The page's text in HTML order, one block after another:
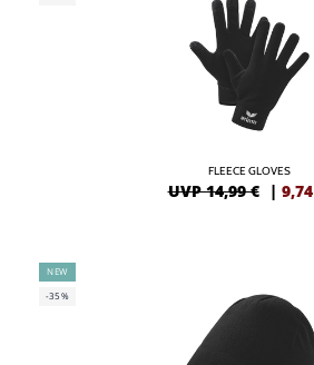
FLEECE GLOVES
UVP 14,99 € | 9,74
NEW
-35%